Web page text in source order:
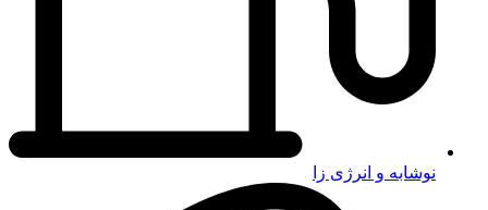
نوشابه و انرژی زا